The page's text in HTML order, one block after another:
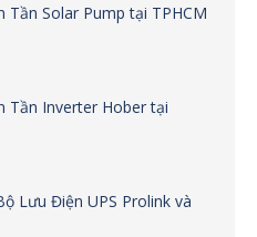
Tần Solar Pump tại TPHCM
Tần Inverter Hober tại
Lưu Điện UPS Prolink và